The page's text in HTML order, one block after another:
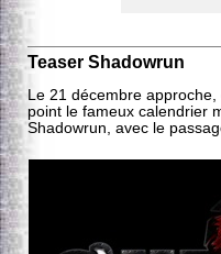
Teaser Shadowrun
Le 21 décembre approche,
point le fameux calendrier
Shadowrun, avec le